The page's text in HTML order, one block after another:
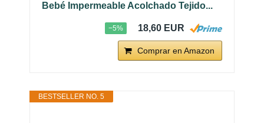
Bebé Impermeable Acolchado Tejido...
−5% 18,60 EUR
Comprar en Amazon
BESTSELLER NO. 5